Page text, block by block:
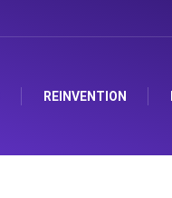
REINVENTION